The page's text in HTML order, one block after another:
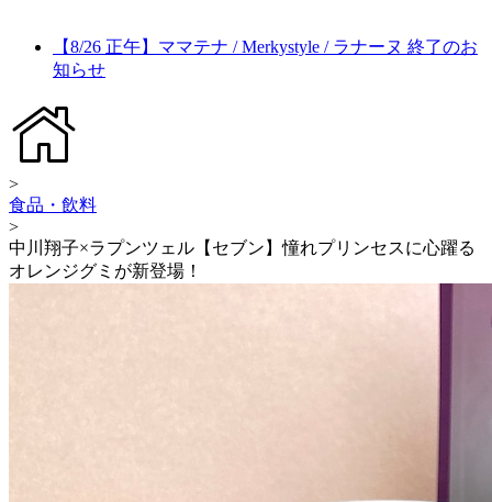
【8/26 正午】ママテナ / Merkystyle / ラナーヌ 終了のお
知らせ
>
食品・飲料
>
中川翔子×ラプンツェル【セブン】憧れプリンセスに心躍る
オレンジグミが新登場！